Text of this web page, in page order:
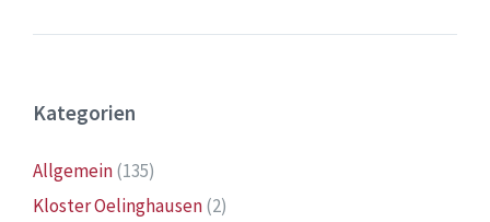
Kategorien
Allgemein(135)
Kloster Oelinghausen(2)